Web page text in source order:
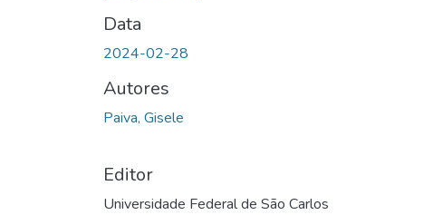
Data
2024-02-28
Autores
Paiva, Gisele
Editor
Universidade Federal de São Carlos